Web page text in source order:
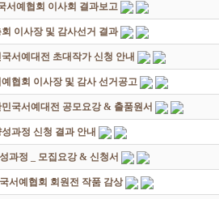
서예협회 이사회 결과보고
회 이사장 및 감사선거 결과
서예대전 초대작가 신청 안내
예협회 이사장 및 감사 선거공고
국서예대전 공모요강 & 출품원서
과정 신청 결과 안내
과정 _ 모집요강 & 신청서
서예협회 회원전 작품 감상